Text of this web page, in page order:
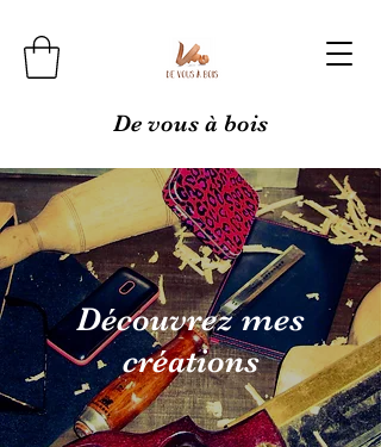
De vous à bois
Découvrez mes
créations